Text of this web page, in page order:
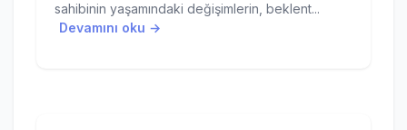
sahibinin yaşamındaki değişimlerin, beklent...
Devamını oku →